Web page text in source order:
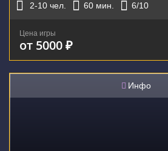
2-10 чел. 60 мин. 6/10
Цена игры
от 5000 ₽
Инфо